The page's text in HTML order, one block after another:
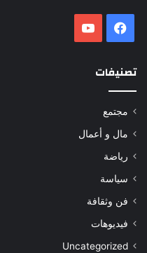
فيسبوك
تصنيفات
مجتمع
مال و أعمال
رياضة
سياسة
فن وثقافة
فيديوهات
Uncategorized